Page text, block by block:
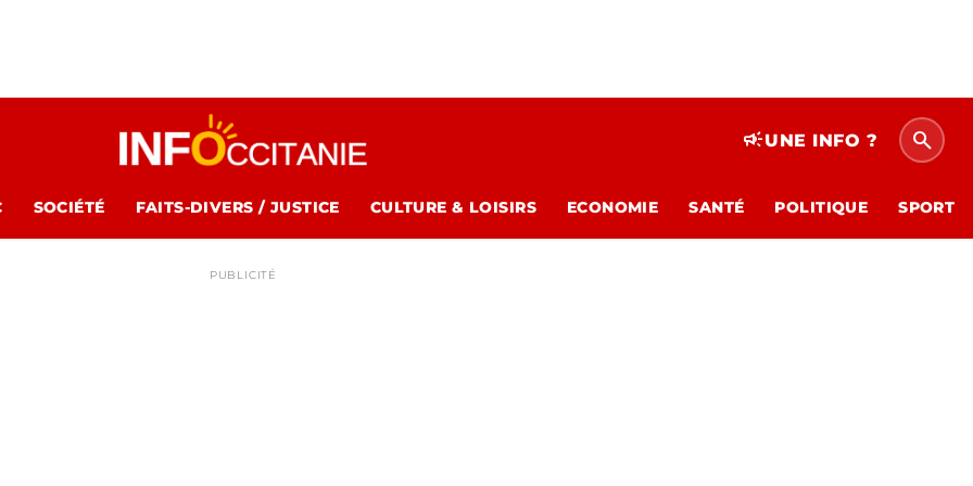
campaignUNE INFO ? search
SOCIÉTÉ FAITS-DIVERS / JUSTICE CULTURE & LOISIRS ECONOMIE SANTÉ POLITIQUE SPORT
PUBLICITÉ